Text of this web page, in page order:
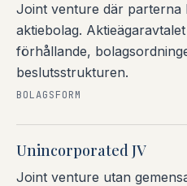
Joint venture där parterna
aktiebolag.
förhållande,
beslutsstrukturen.
BOLAGSFORM
Unincorporated JV
Joint venture utan